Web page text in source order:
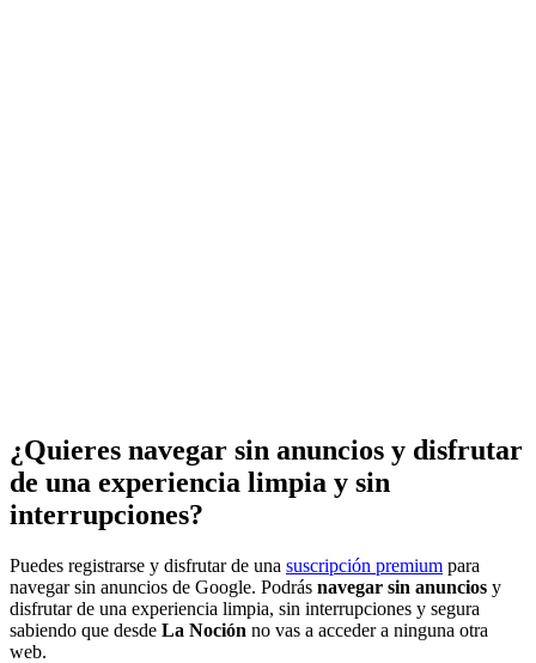
¿Quieres navegar sin anuncios y disfrutar
de una experiencia limpia y sin
interrupciones?
Puedes registrarse y disfrutar de una suscripción premium para
navegar sin anuncios de Google. Podrás navegar sin anuncios y
disfrutar de una experiencia limpia, sin interrupciones y segura
sabiendo que desde La Noción no vas a acceder a ninguna otra
web.